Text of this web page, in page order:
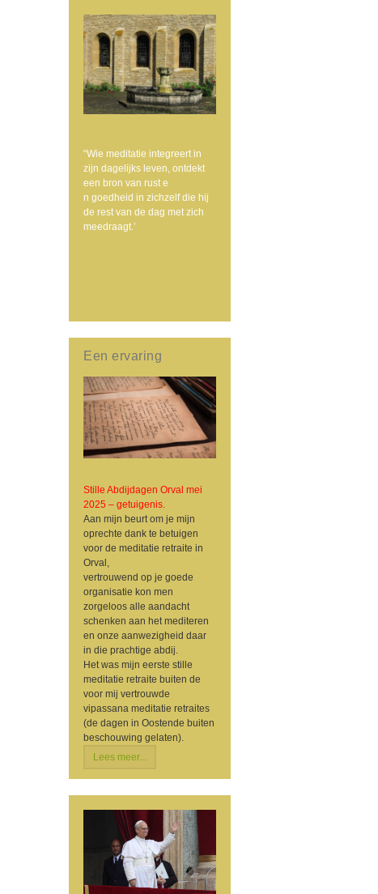
“Wie meditatie integreert in
zijn dagelijks leven, ontdekt
een bron van rust e
n goedheid in zichzelf die hij
de rest van de dag met zich
meedraagt.’
Een ervaring
Stille Abdijdagen Orval mei
2025 – getuigenis.
Aan mijn beurt om je mijn
oprechte dank te betuigen
voor de meditatie retraite in
Orval,
vertrouwend op je goede
organisatie kon men
zorgeloos alle aandacht
schenken aan het mediteren
en onze aanwezigheid daar
in die prachtige abdij.
Het was mijn eerste stille
meditatie retraite buiten de
voor mij vertrouwde
vipassana meditatie retraites
(de dagen in Oostende buiten
beschouwing gelaten).
Lees meer...